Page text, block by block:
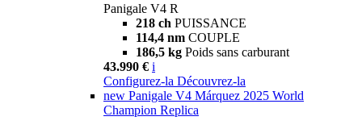
Panigale V4 R
218 ch PUISSANCE
114,4 nm COUPLE
186,5 kg Poids sans carburant
43.990 € i
Configurez-la Découvrez-la
new Panigale V4 Márquez 2025 World
Champion Replica